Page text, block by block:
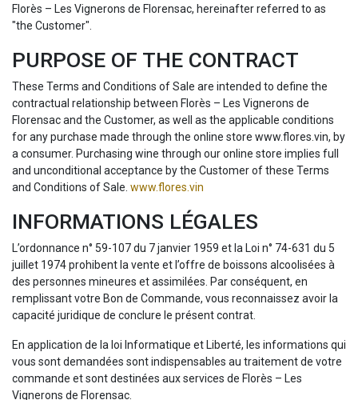
Florès – Les Vignerons de Florensac, hereinafter referred to as
"the Customer".
PURPOSE OF THE CONTRACT
These Terms and Conditions of Sale are intended to define the
contractual relationship between Florès – Les Vignerons de
Florensac and the Customer, as well as the applicable conditions
for any purchase made through the online store www.flores.vin, by
a consumer. Purchasing wine through our online store implies full
and unconditional acceptance by the Customer of these Terms
and Conditions of Sale. www.flores.vin
INFORMATIONS LÉGALES
L’ordonnance n° 59-107 du 7 janvier 1959 et la Loi n° 74-631 du 5
juillet 1974 prohibent la vente et l’offre de boissons alcoolisées à
des personnes mineures et assimilées. Par conséquent, en
remplissant votre Bon de Commande, vous reconnaissez avoir la
capacité juridique de conclure le présent contrat.
En application de la loi Informatique et Liberté, les informations qui
vous sont demandées sont indispensables au traitement de votre
commande et sont destinées aux services de Florès – Les
Vignerons de Florensac.